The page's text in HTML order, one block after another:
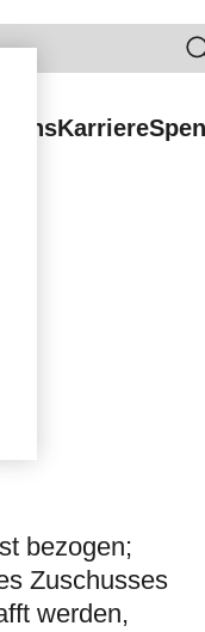
unsKarriere
bezogen;
Zuschusses
werden,